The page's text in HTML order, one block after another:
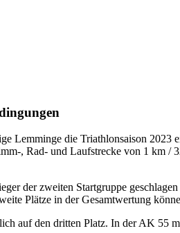
Lemminge die Triathlonsaison
, Rad- und Laufstrecke von 1 km
der zweiten Startgruppe
Plätze in der Gesamtwertung
auf den dritten Platz. In der AK